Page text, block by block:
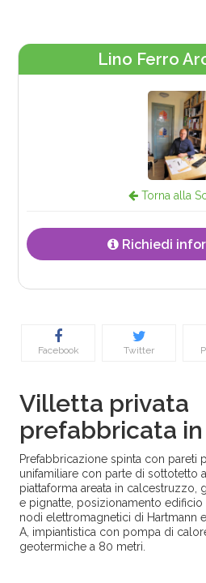
Lino Ferro
Torna alla
Richiedi
Facebook Twitter
Villetta privata
prefabbricata
Prefabbricazione spinta con pareti
unifamiliare con parte di sottotetto
piattaforma areata in calcestruzzo,
e pignatte, posizionamento
nodi elettromagnetici di Hartmann
A, impiantistica con pompa di
geotermiche a 80 metri.